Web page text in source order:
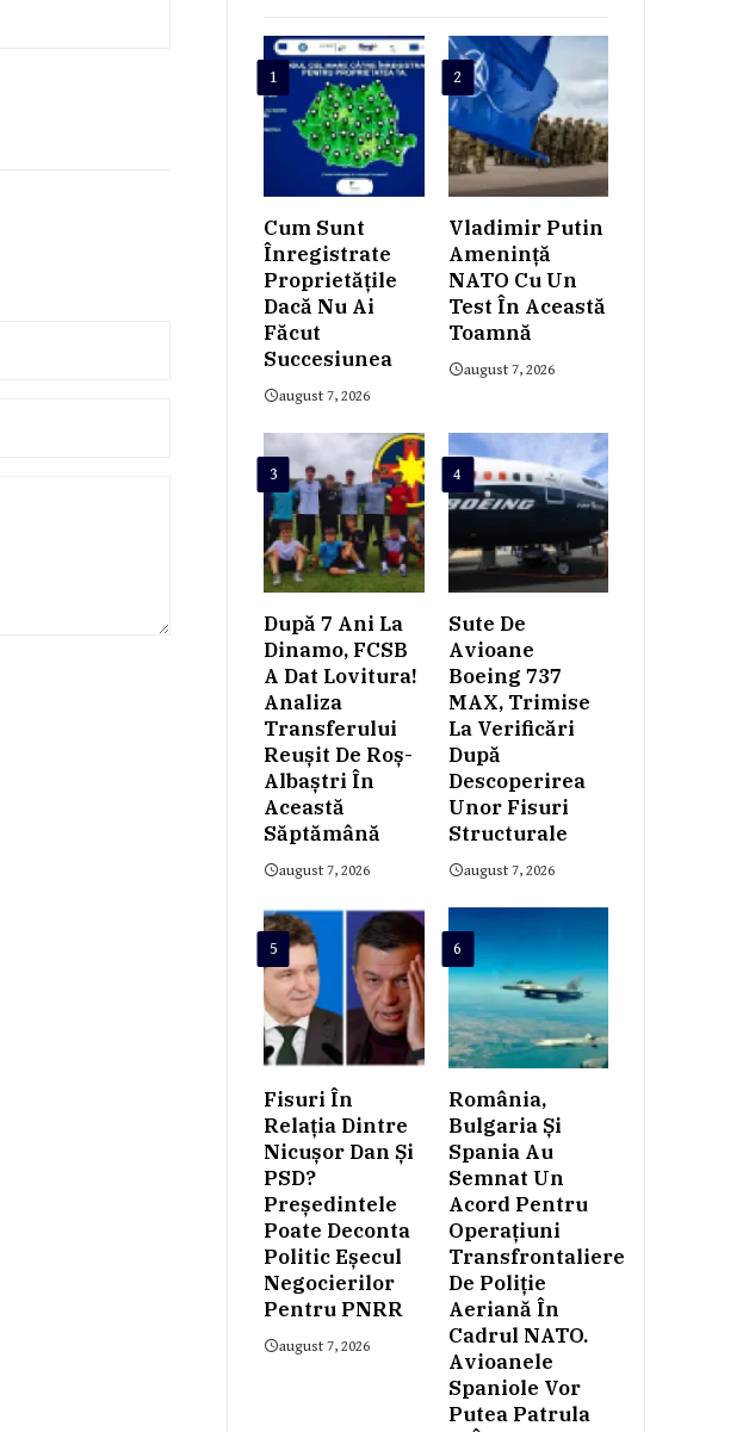
1
Cum Sunt
Înregistrate
Proprietățile
Dacă Nu Ai
Făcut
Succesiunea
august 7, 2026
2
Vladimir Putin
Amenință
NATO Cu Un
Test În Această
Toamnă
august 7, 2026
3
După 7 Ani La
Dinamo, FCSB
A Dat Lovitura!
Analiza
Transferului
Reușit De Roș-
Albaștri În
Această
Săptămână
august 7, 2026
4
Sute De
Avioane
Boeing 737
MAX, Trimise
La Verificări
După
Descoperirea
Unor Fisuri
Structurale
august 7, 2026
5
Fisuri În
Relația Dintre
Nicușor Dan Și
PSD?
Președintele
Poate Deconta
Politic Eșecul
Negocierilor
Pentru PNRR
august 7, 2026
6
România,
Bulgaria Și
Spania Au
Semnat Un
Acord Pentru
Operațiuni
Transfrontaliere
De Poliție
Aeriană În
Cadrul NATO.
Avioanele
Spaniole Vor
Putea Patrula